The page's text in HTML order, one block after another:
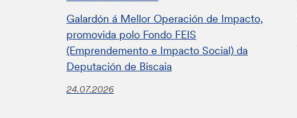
Galardón á Mellor Operación de Impacto,
promovida polo Fondo FEIS
(Emprendemento e Impacto Social) da
Deputación de Biscaia
24.07.2026